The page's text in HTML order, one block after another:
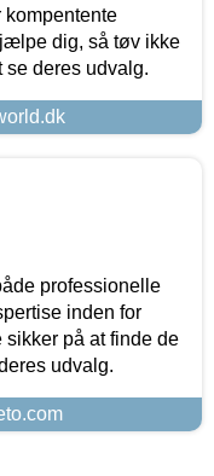
kompentente
dig, så tøv ikke
se deres udvalg.
professionelle
inden for
på at finde de
udvalg.